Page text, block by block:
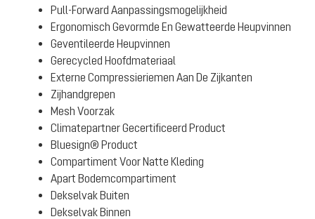
Pull-Forward Aanpassingsmogelijkheid
Ergonomisch Gevormde En Gewatteerde Heupvinnen
Geventileerde Heupvinnen
Gerecycled Hoofdmateriaal
Externe Compressieriemen Aan De Zijkanten
Zijhandgrepen
Mesh Voorzak
Climatepartner Gecertificeerd Product
Bluesign® Product
Compartiment Voor Natte Kleding
Apart Bodemcompartiment
Dekselvak Buiten
Dekselvak Binnen